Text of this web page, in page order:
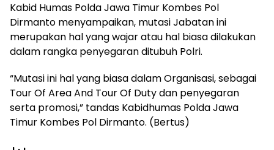
Kabid Humas Polda Jawa Timur Kombes Pol
Dirmanto menyampaikan, mutasi Jabatan ini
merupakan hal yang wajar atau hal biasa dilakukan
dalam rangka penyegaran ditubuh Polri.
“Mutasi ini hal yang biasa dalam Organisasi, sebagai
Tour Of Area And Tour Of Duty dan penyegaran
serta promosi,” tandas Kabidhumas Polda Jawa
Timur Kombes Pol Dirmanto. (Bertus)